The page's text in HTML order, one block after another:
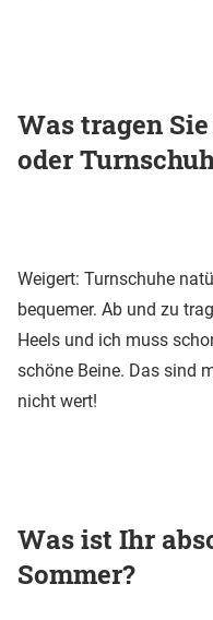
Was tragen
oder
Weigert: Turnschuhe
bequemer. Ab und zu
Heels und ich muss
schöne Beine. Das sind
nicht wert!
Was ist Ihr
Sommer?